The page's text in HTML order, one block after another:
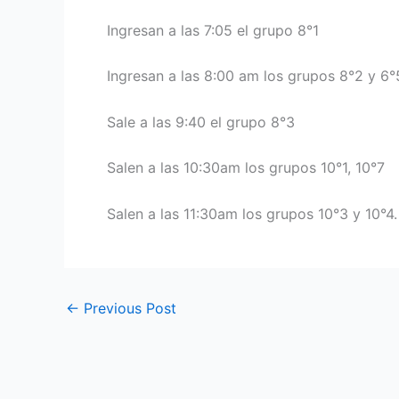
Ingresan a las 7:05 el grupo 8°1
Ingresan a las 8:00 am los grupos 8°2 y
Sale a las 9:40 el grupo 8°3
Salen a las 10:30am los grupos 10°1, 10°7
Salen a las 11:30am los grupos 10°3 y 10°4.
← Previous Post